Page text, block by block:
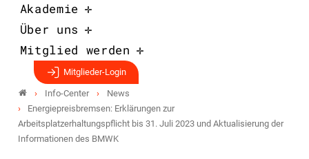
Akademie
Über uns
Mitglied werden
Mitglieder-Login
Info-Center
News
Energiepreisbremsen: Erklärungen zur
Arbeitsplatzerhaltungspflicht bis 31. Juli 2023 und Aktualisierung der
Informationen des BMWK